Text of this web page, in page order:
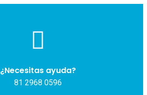
¿Necesitas ayuda?
81 2968 0596